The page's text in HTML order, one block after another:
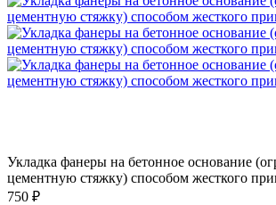
Укладка фанеры на бетонное основание
цементную стяжку) способом жесткого
750 ₽